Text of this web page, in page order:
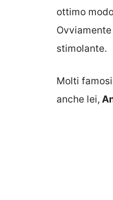
ottimo
stimolante.
Molti
anche lei,